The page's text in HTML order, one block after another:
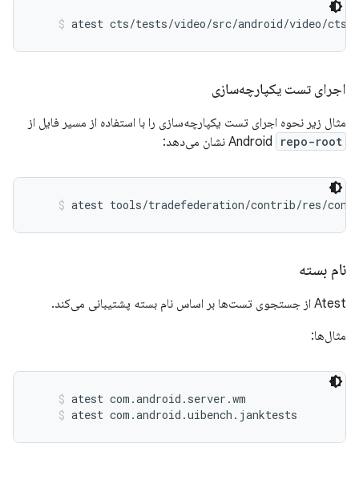
atest cts/tests/video/src/android/video/cts/
اجرای تست یکپارچه‌سازی
مثال زیر نحوه اجرای تست یکپارچه‌سازی را با استفاده از مسیر فایل از
Android
repo-root نشان می‌دهد:
atest tools/tradefederation/contrib/res/
نام بسته
Atest از جستجوی تست‌ها بر اساس نام بسته پشتیبانی می‌کند.
مثال‌ها:
atest com.android.server.wm
atest com.android.uibench.janktests